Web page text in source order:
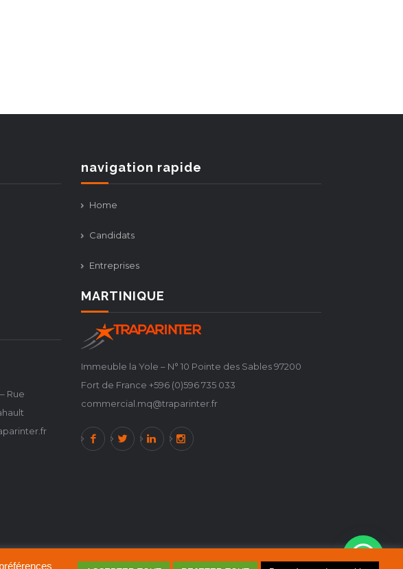
Rue
navigation rapide
Home
Candidats
Entreprises
MARTINIQUE
Immeuble la Yole – N° 10 Pointe des Sables 97200
Fort de France +596 (0)596 735 033
commercial.mq@traparinter.fr